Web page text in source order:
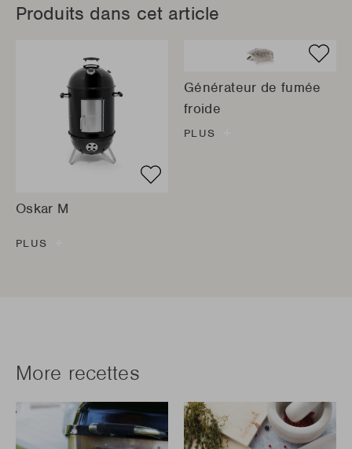
Produits dans cet article
Oskar M
PLUS
Générateur de fumée
froide
PLUS
More recettes